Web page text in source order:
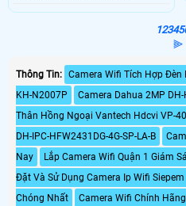
12345
⫸
Thông Tin: Camera Wifi Tích Hợp Đèn
KH-N2007P
Camera Dahua 2MP
Thân Hồng Ngoại Vantech Hdcvi VP-
DH-IPC-HFW2431DG-4G-SP-LA-B
Nay
Lắp Camera Wifi Quận 1 Giám
Đặt Và Sử Dụng Camera Ip Wifi Siepem
Chóng Nhất
Camera Wifi Chính